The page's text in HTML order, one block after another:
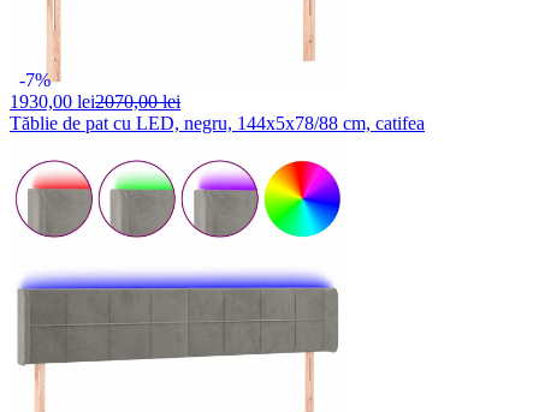
-7%
1930,00 lei2070,00 lei
Tăblie de pat cu LED, negru, 144x5x78/88 cm, catifea